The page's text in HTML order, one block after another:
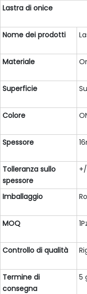
Lastra di onice
Nome dei prodotti
Materiale
Superficie
Colore
Spessore
Tolleranza sullo
spessore
Imballaggio
MOQ
Controllo di qualità
Termine di
consegna
5